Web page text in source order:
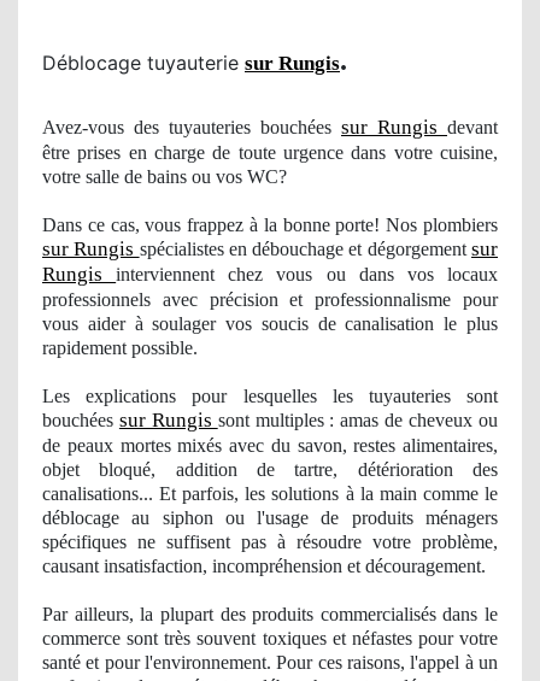
Déblocage tuyauterie sur Rungis.
Avez-vous des tuyauteries bouchées sur Rungis devant
être prises en charge de toute urgence dans votre cuisine,
votre salle de bains ou vos WC?
Dans ce cas, vous frappez à la bonne porte! Nos plombiers
sur Rungis spécialistes en débouchage et dégorgementsur
Rungisinterviennent chez vous ou dans vos locaux
professionnels avec précision et professionnalisme pour
vous aider à soulagervos soucis de canalisation le plus
rapidement possible.
Les explications pour lesquelles les tuyauteries sont
bouchées sur Rungis sont multiples : amas de cheveux ou
de peaux mortes mixés avec du savon, restes alimentaires,
objet bloqué, addition de tartre, détérioration des
canalisations... Et parfois, les solutions à la main comme le
déblocage au siphon oul'usage de produits ménagers
spécifiques ne suffisent pas à résoudre votre problème,
causant insatisfaction, incompréhension et découragement.
Par ailleurs, la plupart des produits commercialisés dans le
commerce sont très souvent toxiques et néfastes pour votre
santé et pour l'environnement. Pour ces raisons, l'appel à un